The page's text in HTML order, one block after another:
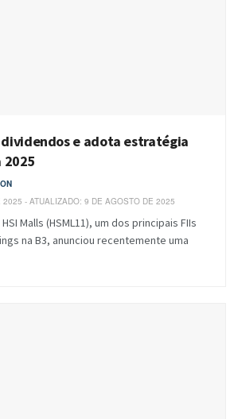
dividendos e adota estratégia
2025
2025 - ATUALIZADO: 9 DE AGOSTO DE 2025
Malls (HSML11), um dos principais FIIs
na B3, anunciou recentemente uma